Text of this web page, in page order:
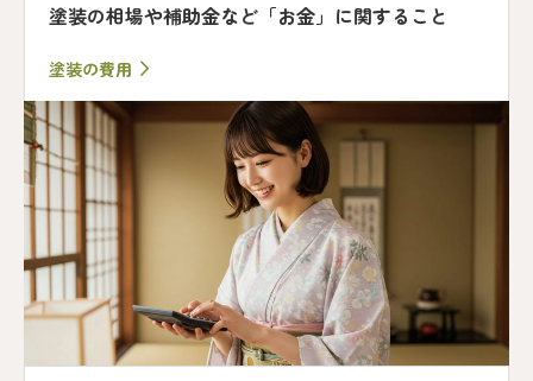
塗装の相場や補助金など「お金」に関すること
塗装の費用